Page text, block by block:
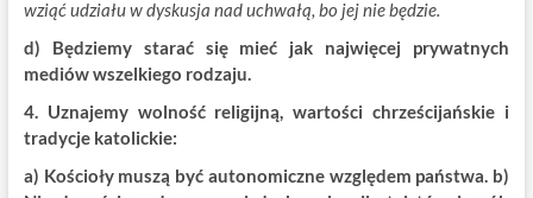
wziąć udziału w dyskusja nad uchwałą, bo jej nie będzie.
d) Będziemy starać się mieć jak najwięcej prywatnych
mediów wszelkiego rodzaju.
4. Uznajemy wolność religijną, wartości chrześcijańskie i
tradycje katolickie:
a) Kościoły muszą być autonomiczne względem państwa. b)